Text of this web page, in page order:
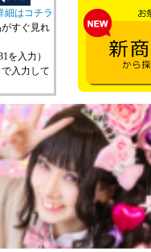
細はコチラ
すぐ見れ
を入力）
入力して